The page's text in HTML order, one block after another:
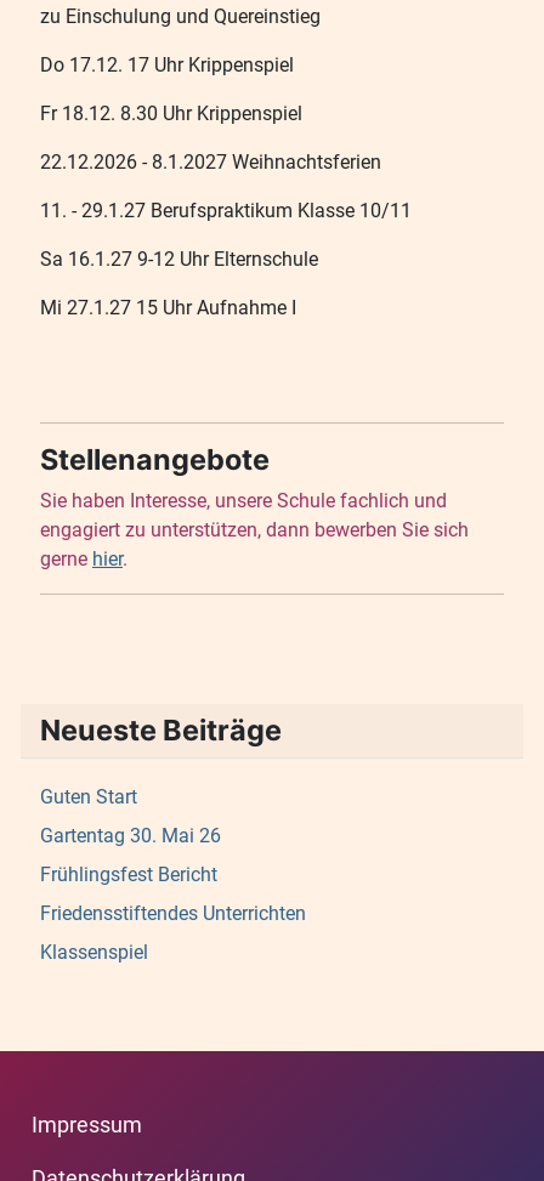
zu Einschulung und Quereinstieg
Do 17.12. 17 Uhr Krippenspiel
Fr 18.12. 8.30 Uhr Krippenspiel
22.12.2026 - 8.1.2027 Weihnachtsferien
11. - 29.1.27 Berufspraktikum Klasse 10/11
Sa 16.1.27 9-12 Uhr Elternschule
Mi 27.1.27 15 Uhr Aufnahme I
Stellenangebote
Sie haben Interesse, unsere Schule fachlich und
engagiert zu unterstützen, dann bewerben Sie sich
gerne hier.
Neueste Beiträge
Guten Start
Gartentag 30. Mai 26
Frühlingsfest Bericht
Friedensstiftendes Unterrichten
Klassenspiel
Impressum